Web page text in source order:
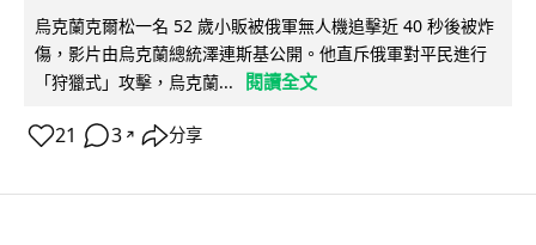
烏克蘭克爾松一名 52 歲小販被俄軍無人機追擊近 40 秒後被炸
傷，影片由烏克蘭總統澤連斯基公開。他直斥俄軍對平民進行
「狩獵式」攻擊，烏克蘭...
閱讀全文
21 3 ↗ 分享